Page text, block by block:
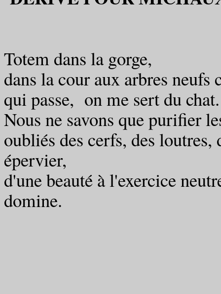
Totem dans la gorge,
dans la cour aux arbres neufs
qui passe, on me sert du chat.
Nous ne savons que purifier
oubliés des cerfs, des loutres,
épervier,
d'une beauté à l'exercice
domine.